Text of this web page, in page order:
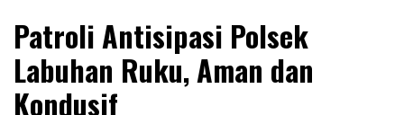
NKRIPOST
Patroli Antisipasi Polsek
Labuhan Ruku, Aman dan
Kondusif